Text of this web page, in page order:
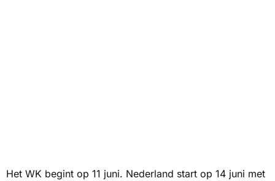
Het WK begint op 11 juni. Nederland start op 14 juni met